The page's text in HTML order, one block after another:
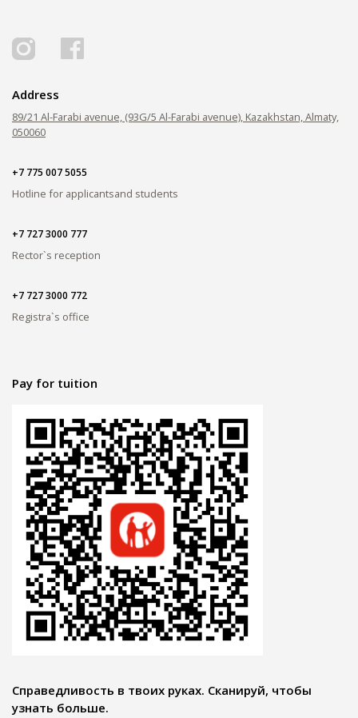
Address
89/21 Al-Farabi avenue, (93G/5 Al-Farabi avenue), Kazakhstan, Almaty,
050060
+7 775 007 5055
Hotline for applicantsand students
+7 727 3000 777
Rector`s reception
+7 727 3000 772
Registra`s office
Pay for tuition
Справедливость в твоих руках. Сканируй, чтобы
узнать больше.